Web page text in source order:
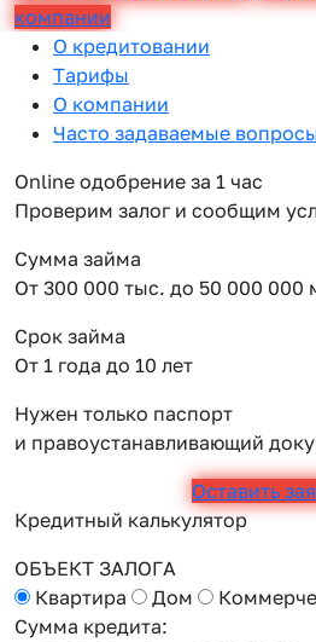
компании
О кредитовании
Тарифы
О компании
Часто задаваемые
Online одобрение за 1 час
Проверим залог и сообщим
Сумма займа
От 300 000 тыс. до 50 000 000
Срок займа
От 1 года до 10 лет
Нужен только паспорт
и правоустанавливающий
Оставить
Кредитный калькулятор
ОБЪЕКТ ЗАЛОГА
Квартира
Дом
Сумма кредита: